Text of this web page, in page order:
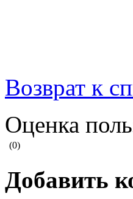
Возврат к
Оценка
(0)
Добавить